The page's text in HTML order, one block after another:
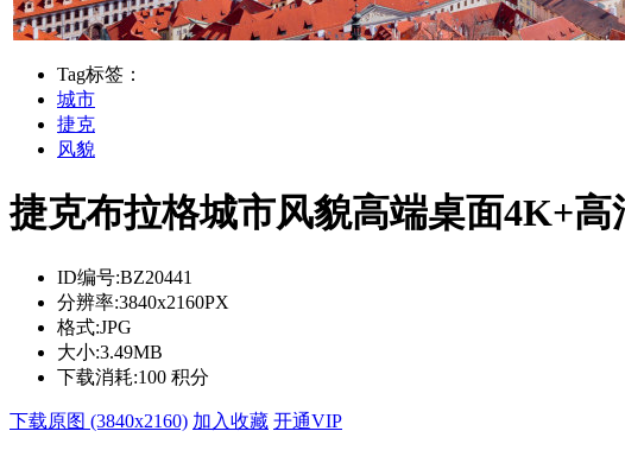
Tag标签：
城市
捷克
风貌
捷克布拉格城市风貌高端桌面4K+高
ID编号:BZ20441
分辨率:3840x2160PX
格式:JPG
大小:3.49MB
下载消耗:100 积分
下载原图 (3840x2160) 加入收藏 开通VIP